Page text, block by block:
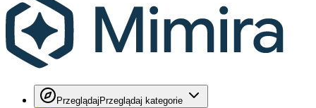
Przeglądaj Przeglądaj kategorie